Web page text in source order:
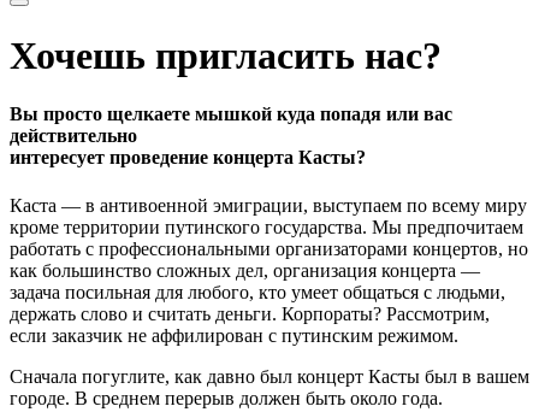
Хочешь пригласить нас?
Вы просто щелкаете мышкой куда попадя или вас
действительно
интересует проведение концерта Касты?
Каста — в антивоенной эмиграции, выступаем по всему миру
кроме территории путинского государства. Мы предпочитаем
работать с профессиональными организаторами концертов, но
как большинство сложных дел, организация концерта —
задача посильная для любого, кто умеет общаться с людьми,
держать слово и считать деньги. Корпораты? Рассмотрим,
если заказчик не аффилирован с путинским режимом.
Сначала погуглите, как давно был концерт Касты был в вашем
городе. В среднем перерыв должен быть около года.